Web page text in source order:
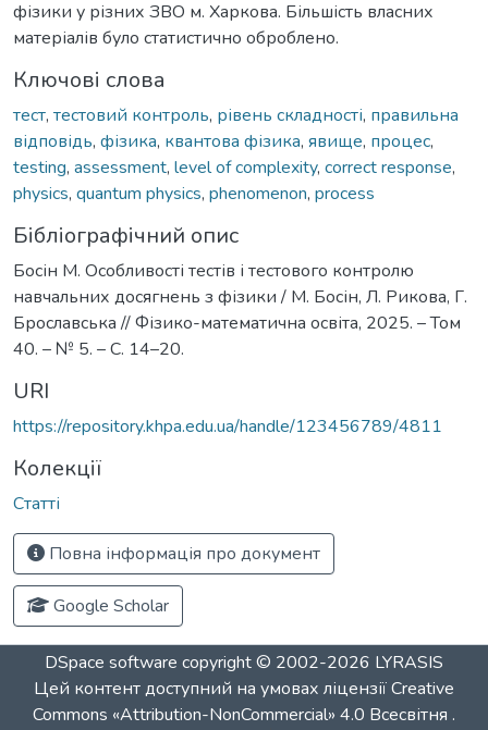
фізики у різних ЗВО м. Харкова. Більшість власних
матеріалів було статистично оброблено.
Ключові слова
тест, тестовий контроль, рівень складності, правильна
відповідь, фізика, квантова фізика, явище, процес,
testing, assessment, level of complexity, correct response,
physics, quantum physics, phenomenon, process
Бібліографічний опис
Босін М. Особливості тестів і тестового контролю
навчальних досягнень з фізики / М. Босін, Л. Рикова, Г.
Брославська // Фізико-математична освіта, 2025. – Том
40. – № 5. – С. 14–20.
URI
https://repository.khpa.edu.ua/handle/123456789/4811
Колекції
Статті
Повна інформація про документ
Google Scholar
DSpace software copyright © 2002-2026 LYRASIS
Цей контент доступний на умовах ліцензіїCreative
Commons «Attribution-NonCommercial» 4.0 Всесвітня .